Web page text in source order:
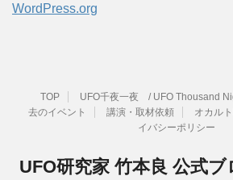
WordPress.org
TOP UFO千夜一夜 / UFO Thousand
去のイベント
講演・取材依頼 オカル
イバシーポリシー
UFO研究家 竹本良 公式